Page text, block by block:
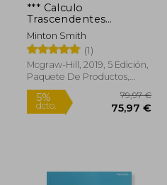
*** Calculo
Trascendentes
Tempranas con
Connect
Minton Smith
(1)
Mcgraw-Hill, 2019, 5 Edición,
Paquete De Productos,
Nuevo